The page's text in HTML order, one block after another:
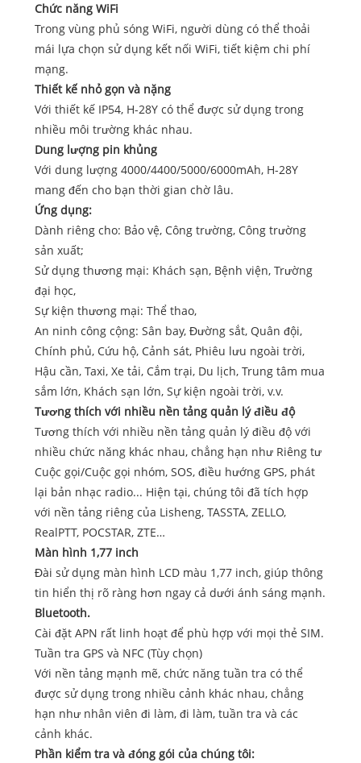
Chức năng WiFi
Trong vùng phủ sóng WiFi, người dùng có thể thoải
mái lựa chọn sử dụng kết nối WiFi, tiết kiệm chi phí
mạng.
Thiết kế nhỏ gọn và nặng
Với thiết kế IP54, H-28Y có thể được sử dụng trong
nhiều môi trường khác nhau.
Dung lượng pin khủng
Với dung lượng 4000/4400/5000/6000mAh, H-28Y
mang đến cho bạn thời gian chờ lâu.
Ứng dụng:
Dành riêng cho: Bảo vệ, Công trường, Công trường
sản xuất;
Sử dụng thương mại: Khách sạn, Bệnh viện, Trường
đại học,
Sự kiện thương mại: Thể thao,
An ninh công cộng: Sân bay, Đường sắt, Quân đội,
Chính phủ, Cứu hộ, Cảnh sát, Phiêu lưu ngoài trời,
Hậu cần, Taxi, Xe tải, Cắm trại, Du lịch, Trung tâm mua
sắm lớn, Khách sạn lớn, Sự kiện ngoài trời, v.v.
Tương thích với nhiều nền tảng quản lý điều độ
Tương thích với nhiều nền tảng quản lý điều độ với
nhiều chức năng khác nhau, chẳng hạn như Riêng tư
Cuộc gọi/Cuộc gọi nhóm, SOS, điều hướng GPS, phát
lại bản nhạc radio... Hiện tại, chúng tôi đã tích hợp
với nền tảng riêng của Lisheng, TASSTA, ZELLO,
RealPTT, POCSTAR, ZTE…
Màn hình 1,77 inch
Đài sử dụng màn hình LCD màu 1,77 inch, giúp thông
tin hiển thị rõ ràng hơn ngay cả dưới ánh sáng mạnh.
Bluetooth.
Cài đặt APN rất linh hoạt để phù hợp với mọi thẻ SIM.
Tuần tra GPS và NFC (Tùy chọn)
Với nền tảng mạnh mẽ, chức năng tuần tra có thể
được sử dụng trong nhiều cảnh khác nhau, chẳng
hạn như nhân viên đi làm, đi làm, tuần tra và các
cảnh khác.
Phần kiểm tra và đóng gói của chúng tôi: